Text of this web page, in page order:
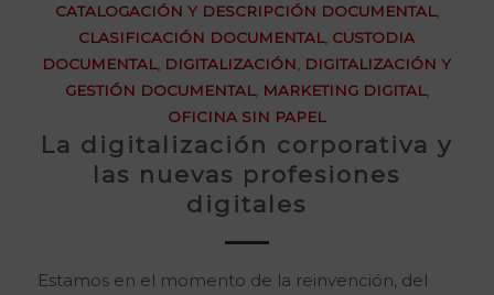
CATALOGACIÓN Y DESCRIPCIÓN DOCUMENTAL,
CLASIFICACIÓN DOCUMENTAL, CUSTODIA
DOCUMENTAL, DIGITALIZACIÓN
DIGITALIZACIÓN Y
GESTIÓN DOCUMENTAL, MARKETING DIGITAL,
OFICINA SIN PAPEL
La digitalización corporativa y
las nuevas profesiones
digitales
Estamos en el momento de la reinvención, del